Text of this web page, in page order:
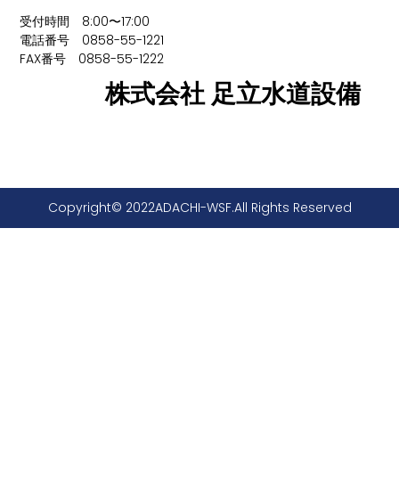
株式会社 足立水道設備
受付時間 8:00〜17:00
電話番号 0858-55-1221
FAX番号 0858-55-1222
Copyright© 2022ADACHI-WSF.All Rights Reserved